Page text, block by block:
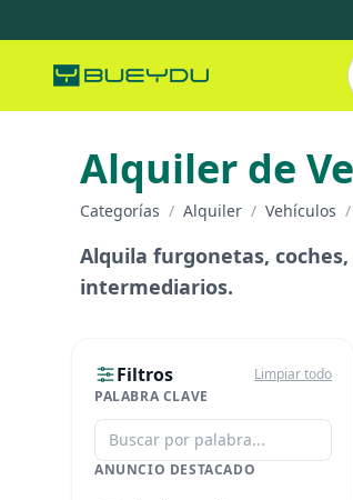
Alquiler de
Categorías / Alquiler / Vehículos /
Alquila furgonetas,
intermediarios.
Filtros
Limpiar todo
PALABRA CLAVE
ANUNCIO DESTACADO